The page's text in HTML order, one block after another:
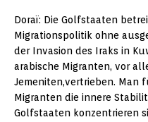
Doraï: Die Golfstaaten
Migrationspolitik ohne
der Invasion des Iraks in
arabische Migranten, vor
Jemeniten,vertrieben. Man
Migranten die innere
Golfstaaten konzentrieren